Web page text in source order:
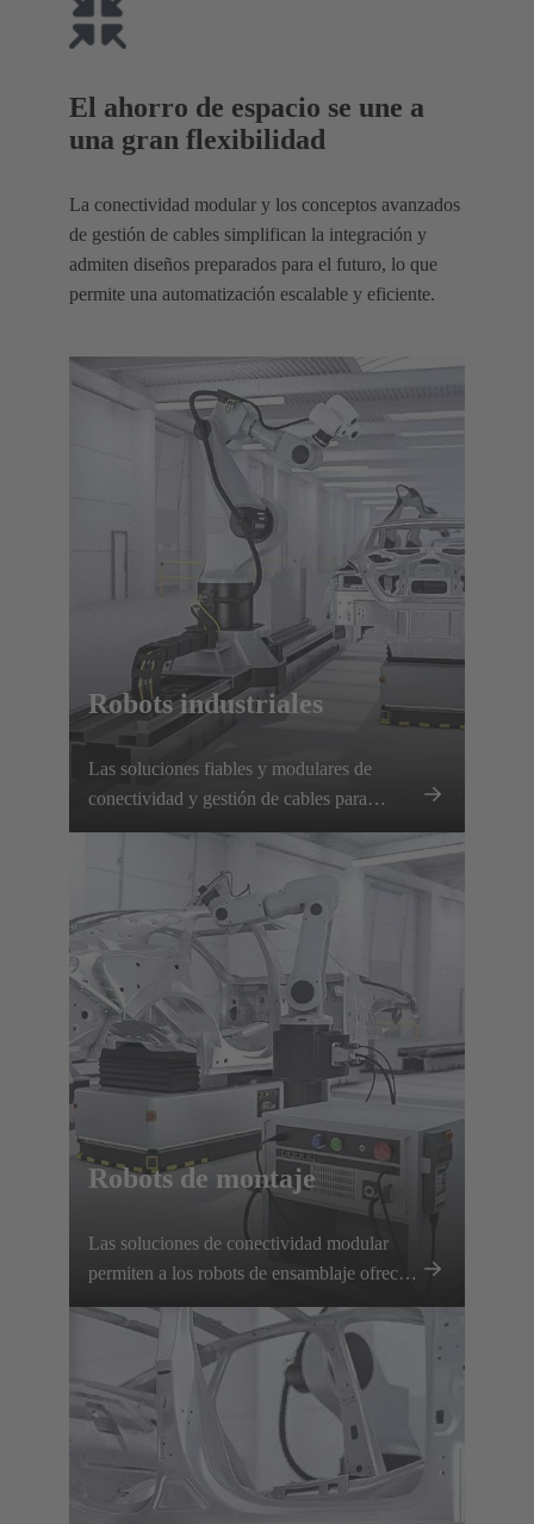
El ahorro de espacio se une a
una gran flexibilidad
La conectividad modular y los conceptos avanzados
de gestión de cables simplifican la integración y
admiten diseños preparados para el futuro, lo que
permite una automatización escalable y eficiente.
Robots industriales
Las soluciones fiables y modulares de
conectividad y gestión de cables para
robótica industrial garantizan una
transmisión segura de energía y datos,
cambios rápidos de herramientas y un
tiempo de inactividad mínimo.
Robots de montaje
Las soluciones de conectividad modular
permiten a los robots de ensamblaje ofrecer
un rendimiento preciso y flexible con
cambios rápidos de herramienta y una
transmisión fiable de energía y señales.